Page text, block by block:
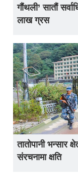
गौंथली’ सातौं
लाख ग्रस
तातोपानी भन्सार
संरचनामा क्षति